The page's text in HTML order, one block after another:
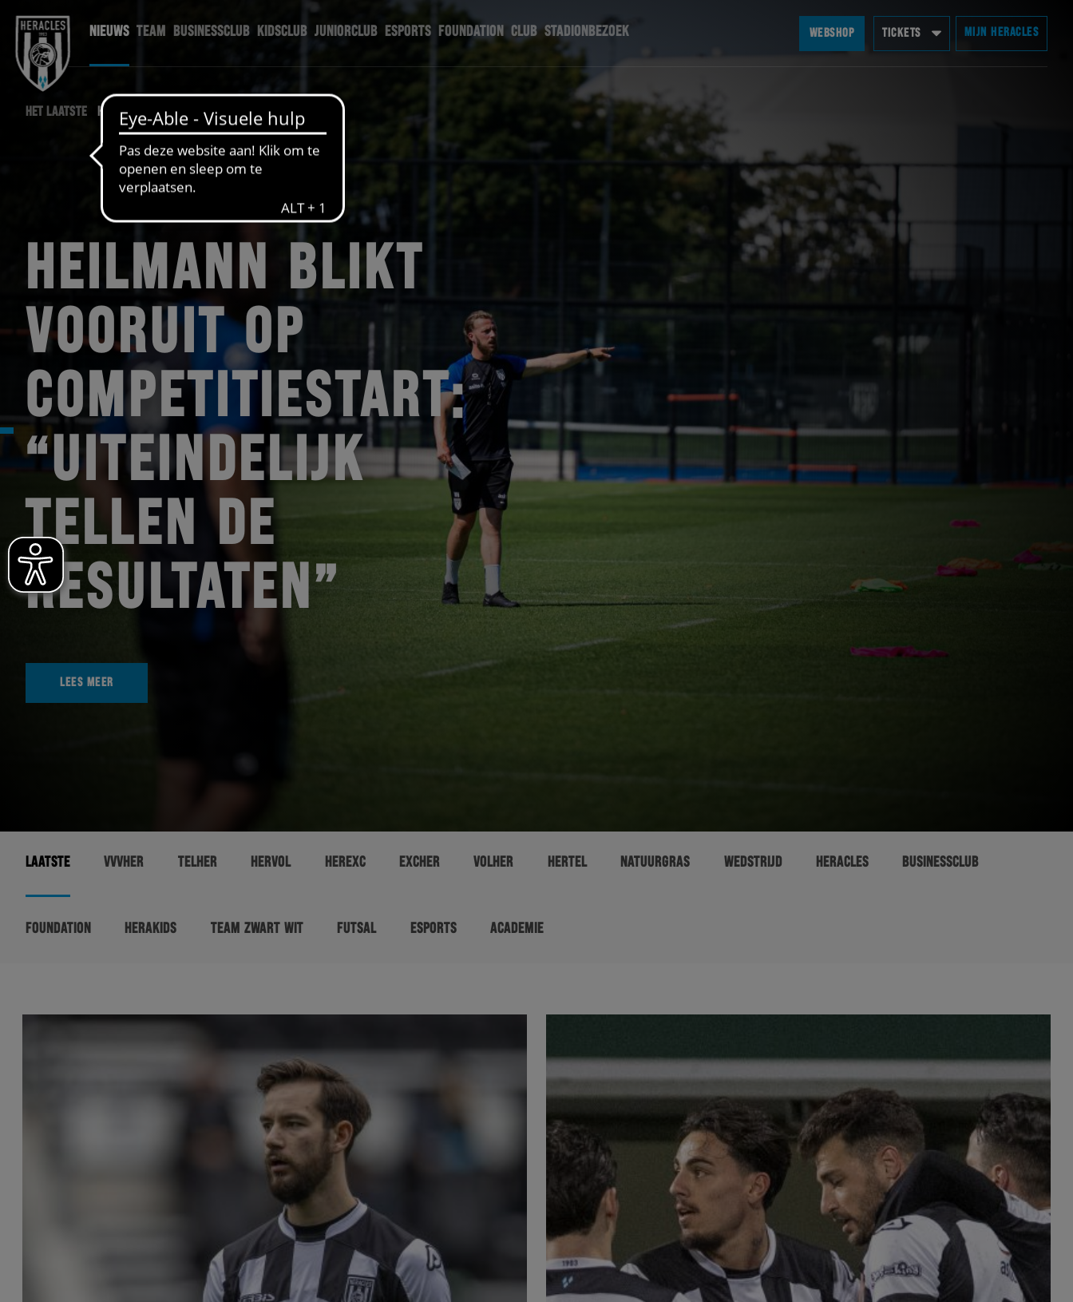
NIEUWS TEAM BUSINESSCLUB KIDSCLUB JUNIORCLUB ESPORTS FOUNDATION CLUB STADIONBEZOEK WEBSHOP TICKETS MIJN HERACLES
HET LAATSTE HERACLES NIEUWS
HEILMANN BLIKT
VOORUIT OP
COMPETITIESTART:
“UITEINDELIJK
TELLEN DE
RESULTATEN”
LEES MEER
LAATSTE VVVHER TELHER HERVOL HEREXC EXCHER VOLHER HERTEL NATUURGRAS WEDSTRIJD HERACLES BUSINESSCLUB
FOUNDATION HERAKIDS TEAM ZWART WIT FUTSAL ESPORTS ACADEMIE